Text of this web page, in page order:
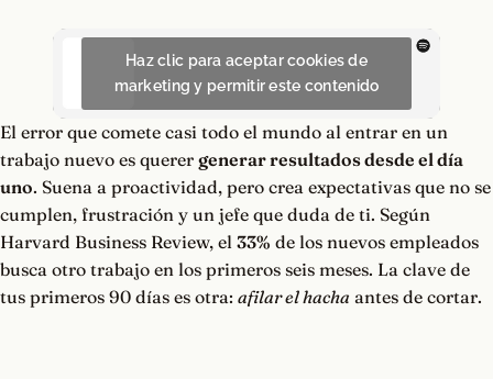
Haz clic para aceptar cookies de
marketing y permitir este contenido
El error que comete casi todo el mundo al entrar en un
trabajo nuevo es querer generar resultados desde el día
uno. Suena a proactividad, pero crea expectativas que no se
cumplen, frustración y un jefe que duda de ti. Según
Harvard Business Review, el 33% de los nuevos empleados
busca otro trabajo en los primeros seis meses. La clave de
tus primeros 90 días es otra: afilar el hacha antes de cortar.